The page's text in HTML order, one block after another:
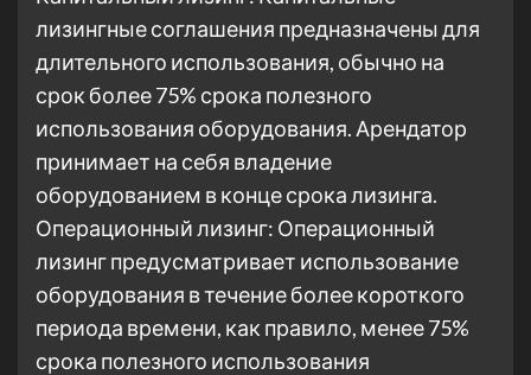
лизингные соглашения предназначены для
длительного использования, обычно на
срок более 75% срока полезного
использования оборудования. Арендатор
принимает на себя владение
оборудованием в конце срока лизинга.
Операционный лизинг: Операционный
лизинг предусматривает использование
оборудования в течение более короткого
периода времени, как правило, менее 75%
срока полезного использования